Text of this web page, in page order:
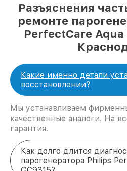
Разъяснения
ремонте
PerfectCare Aqua
Какие именно детали
восстановлении?
Мы устанавливаем
качественные аналоги. На
гарантия.
Как долго длится
парогенератора Philips